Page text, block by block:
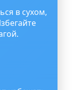
в сухом,